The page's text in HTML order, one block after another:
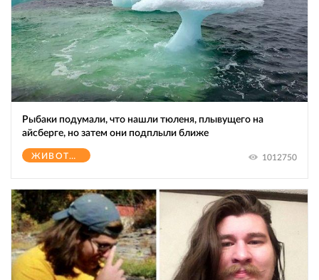
Рыбаки подумали, что нашли тюленя, плывущего на
айсберге, но затем они подплыли ближе
ЖИВОТНЫЕ 1012750